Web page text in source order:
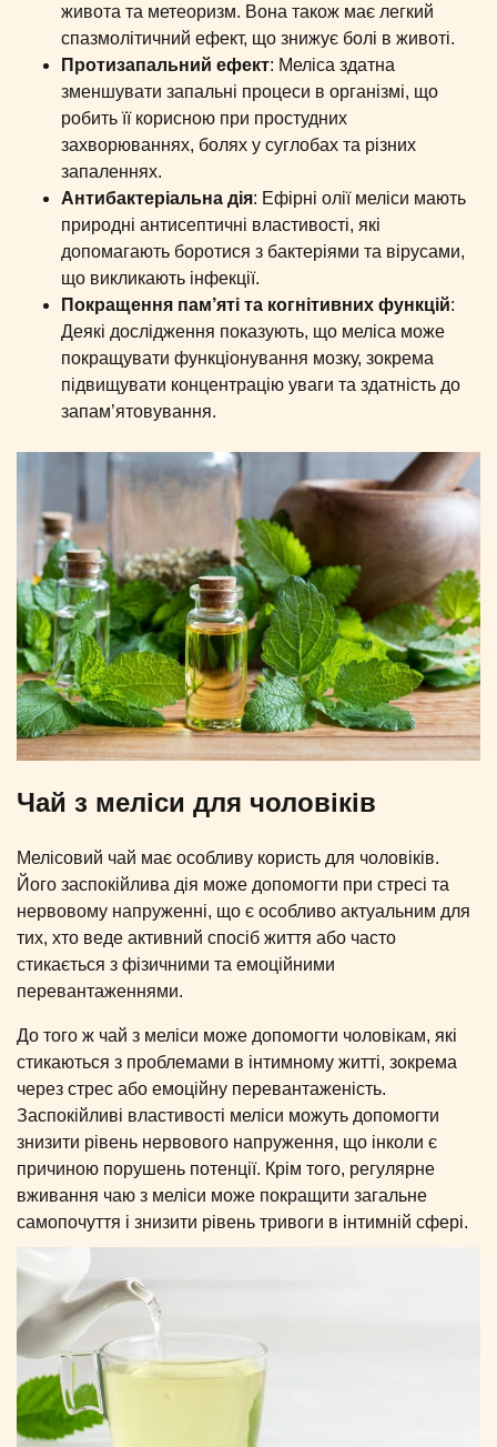
живота та метеоризм. Вона також має легкий
спазмолітичний ефект, що знижує болі в животі.
Протизапальний ефект: Меліса здатна
зменшувати запальні процеси в організмі, що
робить її корисною при простудних
захворюваннях, болях у суглобах та різних
запаленнях.
Антибактеріальна дія: Ефірні олії меліси мають
природні антисептичні властивості, які
допомагають боротися з бактеріями та вірусами,
що викликають інфекції.
Покращення пам’яті та когнітивних функцій:
Деякі дослідження показують, що меліса може
покращувати функціонування мозку, зокрема
підвищувати концентрацію уваги та здатність до
запам’ятовування.
Чай з меліси для чоловіків
Мелісовий чай має особливу користь для чоловіків.
Його заспокійлива дія може допомогти при стресі та
нервовому напруженні, що є особливо актуальним для
тих, хто веде активний спосіб життя або часто
стикається з фізичними та емоційними
перевантаженнями.
До того ж чай з меліси може допомогти чоловікам, які
стикаються з проблемами в інтимному житті, зокрема
через стрес або емоційну перевантаженість.
Заспокійливі властивості меліси можуть допомогти
знизити рівень нервового напруження, що інколи є
причиною порушень потенції. Крім того, регулярне
вживання чаю з меліси може покращити загальне
самопочуття і знизити рівень тривоги в інтимній сфері.